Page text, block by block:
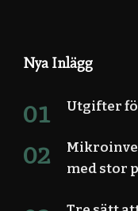
Nya Inlägg
Utgifter
med stor